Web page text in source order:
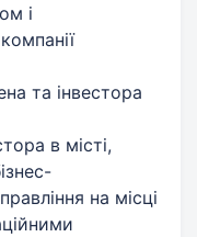
і
та інвестора
в місті,
на місці